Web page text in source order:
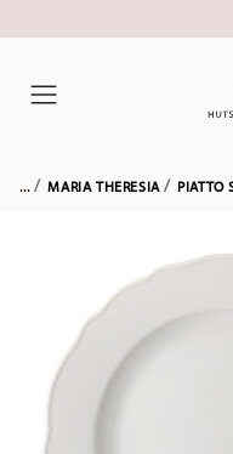
... MARIA THERESIA PIATTO